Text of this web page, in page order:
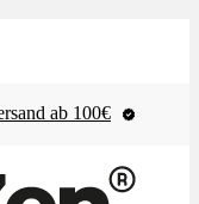
ab 100€